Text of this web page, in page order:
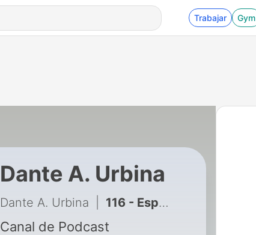
Trabajar Gym
Dante A. Urbina
Dante A. Urbina 116 - Espiritualidad #22 - La apologética es para ganar almas, no visitas
Canal de Podcast